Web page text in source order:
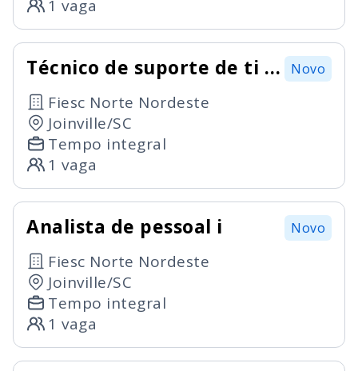
1 vaga
Técnico de suporte de ti -
júnior
Novo
Fiesc Norte Nordeste
Joinville/SC
Tempo integral
1 vaga
Analista de pessoal i Novo
Fiesc Norte Nordeste
Joinville/SC
Tempo integral
1 vaga